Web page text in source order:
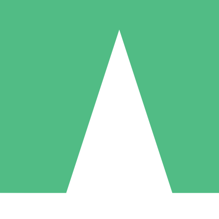
Individuella Kreditpaket
per användning med nedladdningskrediter. Inget månatligt åtagande
5 Nedladdningar
US$